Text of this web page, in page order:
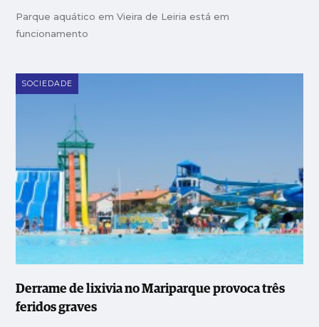
Parque aquático em Vieira de Leiria está em
funcionamento
SOCIEDADE
Derrame de lixivia no Mariparque provoca três
feridos graves